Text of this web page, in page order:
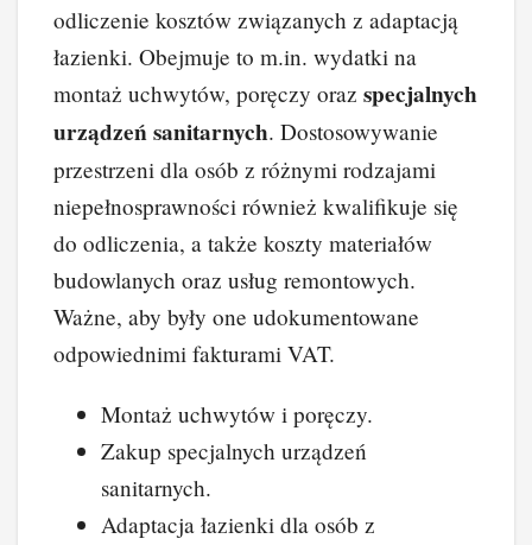
odliczenie kosztów związanych z adaptacją
łazienki. Obejmuje to m.in. wydatki na
montaż uchwytów, poręczy oraz specjalnych
urządzeń sanitarnych. Dostosowywanie
przestrzeni dla osób z różnymi rodzajami
niepełnosprawności również kwalifikuje się
do odliczenia, a także koszty materiałów
budowlanych oraz usług remontowych.
Ważne, aby były one udokumentowane
odpowiednimi fakturami VAT.
Montaż uchwytów i poręczy.
Zakup specjalnych urządzeń
sanitarnych.
Adaptacja łazienki dla osób z